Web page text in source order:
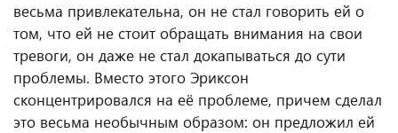
весьма привлекательна, он не стал говорить ей о
том, что ей не стоит обращать внимания на свои
тревоги, он даже не стал докапываться до сути
проблемы. Вместо этого Эриксон
сконцентрировался на её проблеме, причем сделал
это весьма необычным образом: он предложил ей